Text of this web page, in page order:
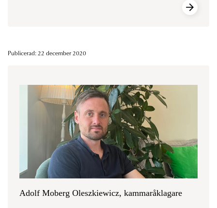
Publicerad: 22 december 2020
Adolf Moberg Oleszkiewicz, kammaråklagare